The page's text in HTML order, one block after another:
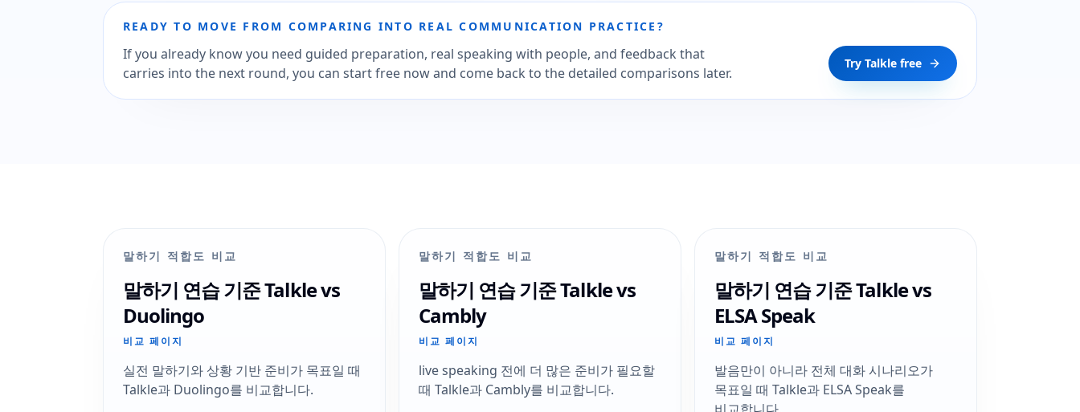
READY TO MOVE FROM COMPARING INTO REAL COMMUNICATION PRACTICE?
If you already know you need guided preparation, real speaking with people, and feedback that
carries into the next round, you can start free now and come back to the detailed comparisons later.
Try Talkle free
말하기 적합도 비교
말하기 연습 기준 Talkle vs
Duolingo
비교 페이지
실전 말하기와 상황 기반 준비가 목표일 때
Talkle과 Duolingo를 비교합니다.
말하기 적합도 비교
말하기 연습 기준 Talkle vs
Cambly
비교 페이지
live speaking 전에 더 많은 준비가 필요할
때 Talkle과 Cambly를 비교합니다.
말하기 적합도 비교
말하기 연습 기준 Talkle vs
ELSA Speak
비교 페이지
발음만이 아니라 전체 대화 시나리오가
목표일 때 Talkle과 ELSA Speak를